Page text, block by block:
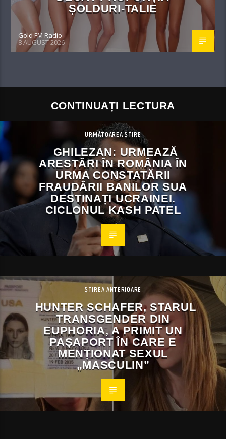
ȘOLDURI-TALIE
Gold FM Radio
8 AUGUST 2026
CONTINUAȚI LECTURA
URMĂTOAREA ȘTIRE
GHILEZAN: URMEAZĂ
ARESTĂRI ÎN ROMÂNIA ÎN
URMA CONSTATĂRII
FRAUDĂRII BANILOR SUA
DESTINAȚI UCRAINEI.
CICLONUL KASH PATEL
ȘTIREA ANTERIOARE
HUNTER SCHAFER, STARUL
TRANSGENDER DIN
EUPHORIA, A PRIMIT UN
PAȘAPORT ÎN CARE E
MENȚIONAT SEXUL
„MASCULIN”